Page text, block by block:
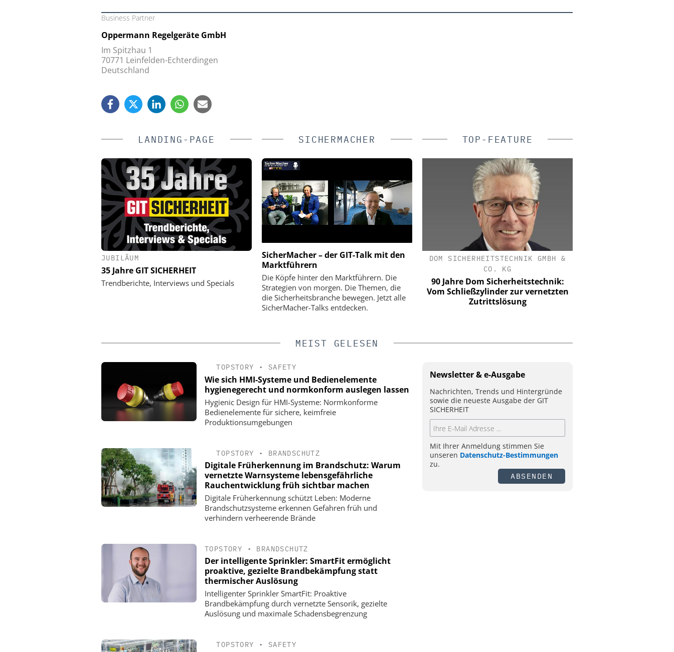
Business Partner
Oppermann Regelgeräte GmbH
Im Spitzhau 1
70771 Leinfelden-Echterdingen
Deutschland
LANDING-PAGE
JUBILÄUM
35 Jahre GIT SICHERHEIT
Trendberichte, Interviews und Specials
SICHERMACHER
SicherMacher – der GIT-Talk mit den
Marktführern
Die Köpfe hinter den Marktführern. Die
Strategien von morgen. Die Themen, die
die Sicherheitsbranche bewegen. Jetzt alle
SicherMacher-Talks entdecken.
TOP-FEATURE
TPS SICHERHEITSTECHNIK
im Praxistest:
KLÜH SERVICE MANAGEMENT GMBH
Interview mit Klüh Security-
Geschäftsführer Sven Horstmann
über integrierte
Notruf- und Serviceleitstelle (NSL)
SIEMENS AG SMART INFRASTRUCTURE
Webinar: KRITIS und NIS2
DOM SICHERHEITSTECHNIK GMBH &
CO. KG
90 Jahre Dom Sicherheitstechnik:
Vom Schließzylinder zur vernetzten
Zutrittslösung
MEIST GELESEN
TOPSTORY • SAFETY
Wie sich HMI-Systeme und Bedienelemente
hygienegerecht und normkonform auslegen lassen
Hygienic Design für HMI-Systeme: Normkonforme
Bedienelemente für sichere, keimfreie
Produktionsumgebungen
TOPSTORY • BRANDSCHUTZ
Digitale Früherkennung im Brandschutz: Warum
vernetzte Warnsysteme lebensgefährliche
Rauchentwicklung früh sichtbar machen
Digitale Früherkennung schützt Leben: Moderne
Brandschutzsysteme erkennen Gefahren früh und
verhindern verheerende Brände
TOPSTORY • BRANDSCHUTZ
Der intelligente Sprinkler: SmartFit ermöglicht
proaktive, gezielte Brandbekämpfung statt
thermischer Auslösung
Intelligenter Sprinkler SmartFit: Proaktive
Brandbekämpfung durch vernetzte Sensorik, gezielte
Auslösung und maximale Schadensbegrenzung
TOPSTORY • SAFETY
Newsletter & e-Ausgabe
Nachrichten, Trends und Hintergründe
sowie die neueste Ausgabe der GIT
SICHERHEIT
Mit Ihrer Anmeldung stimmen Sie
unseren Datenschutz-Bestimmungen
zu.
ABSENDEN